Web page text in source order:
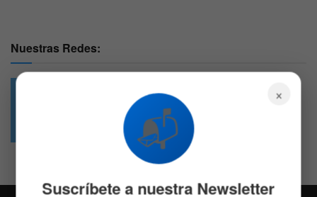
Nuestras Redes:
4.7k
Followers
×
📬
Suscríbete a nuestra Newsletter